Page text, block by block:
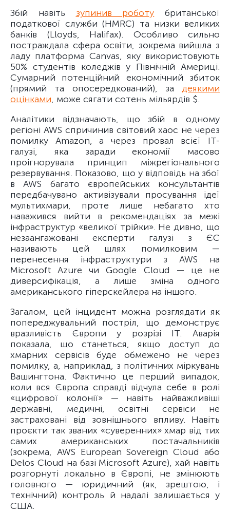
Збій навіть зупинив роботу британської
податкової служби (HMRC) та низки великих
банків (Lloyds, Halifax). Особливо сильно
постраждала сфера освіти, зокрема вийшла з
ладу платформа Canvas, яку використовують
50% студентів коледжів у Північній Америці.
Сумарний потенційний економічний збиток
(прямий та опосередкований), за деякими
оцінками, може сягати сотень мільярдів $.
Аналітики відзначають, що збій в одному
регіоні AWS спричинив світовий хаос не через
помилку Amazon, а через провал всієї IT-
галузі, яка заради економії масово
проігнорувала принцип міжрегіонального
резервування. Показово, що у відповідь на збої
в AWS багато європейських консультантів
передбачувано активізували просування ідеї
мультихмари, проте лише небагато хто
наважився вийти в рекомендаціях за межі
інфраструктур «великої трійки». Не дивно, що
незаангажовані експерти галузі з ЄС
називають цей шлях помилковим —
перенесення інфраструктури з AWS на
Microsoft Azure чи Google Cloud — це не
диверсифікація, а лише зміна одного
американського гіперскейлера на іншого.
Загалом, цей інцидент можна розглядати як
попереджувальний постріл, що демонструє
вразливість Європи у розрізі ІТ. Аварія
показала, що станеться, якщо доступ до
хмарних сервісів буде обмежено не через
помилку, а, наприклад, з політичних міркувань
Вашингтона. Фактично це перший випадок,
коли вся Європа справді відчула себе в ролі
«цифрової колонії» — навіть найважливіші
державні, медичні, освітні сервіси не
застраховані від зовнішнього впливу. Навіть
проєкти так званих «суверенних» хмар від тих
самих американських постачальників
(зокрема, AWS European Sovereign Cloud або
Delos Cloud на базі Microsoft Azure), хай навіть
розгорнуті локально в Європі, не змінюють
головного — юридичний (як, зрештою, і
технічний) контроль й надалі залишається у
США.